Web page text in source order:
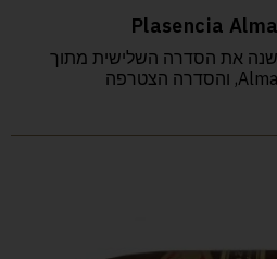
את הסדרה השלישית מתוך